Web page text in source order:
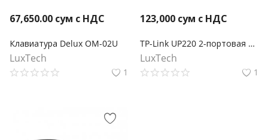
67,650.00 сум с НДС
Клавиатура Delux OM-02U
LuxTech
1
123,000 сум с НДС
TP-Link UP220 2-портовая USB Зарядка
LuxTech
1